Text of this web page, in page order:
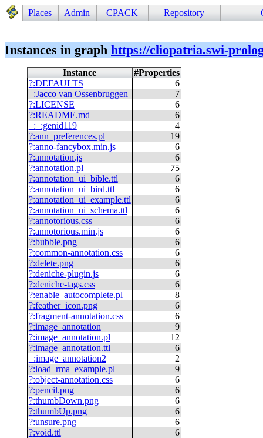
Places Admin CPACK Repository
Instances in graph https://cliopatria.swi-
Instance
#Properties
?:DEFAULTS
6
:Jacco van Ossenbruggen
7
?:LICENSE
6
?:README.md
6
: _:genid119
4
?:ann_preferences.pl
19
?:anno-fancybox.min.js
6
?:annotation.js
6
?:annotation.pl
75
?:annotation_ui_bible.ttl
6
?:annotation_ui_bird.ttl
6
?:annotation_ui_example.ttl
6
?:annotation_ui_schema.ttl
6
?:annotorious.css
6
?:annotorious.min.js
6
?:bubble.png
6
?:common-annotation.css
6
?:delete.png
6
?:deniche-plugin.js
6
?:deniche-tags.css
6
?:enable_autocomplete.pl
8
?:feather_icon.png
6
?:fragment-annotation.css
6
?:image_annotation
9
?:image_annotation.pl
12
?:image_annotation.ttl
6
:image_annotation2
2
?:load_rma_example.pl
9
?:object-annotation.css
6
?:pencil.png
6
?:thumbDown.png
6
?:thumbUp.png
6
?:unsure.png
6
?:void.ttl 6